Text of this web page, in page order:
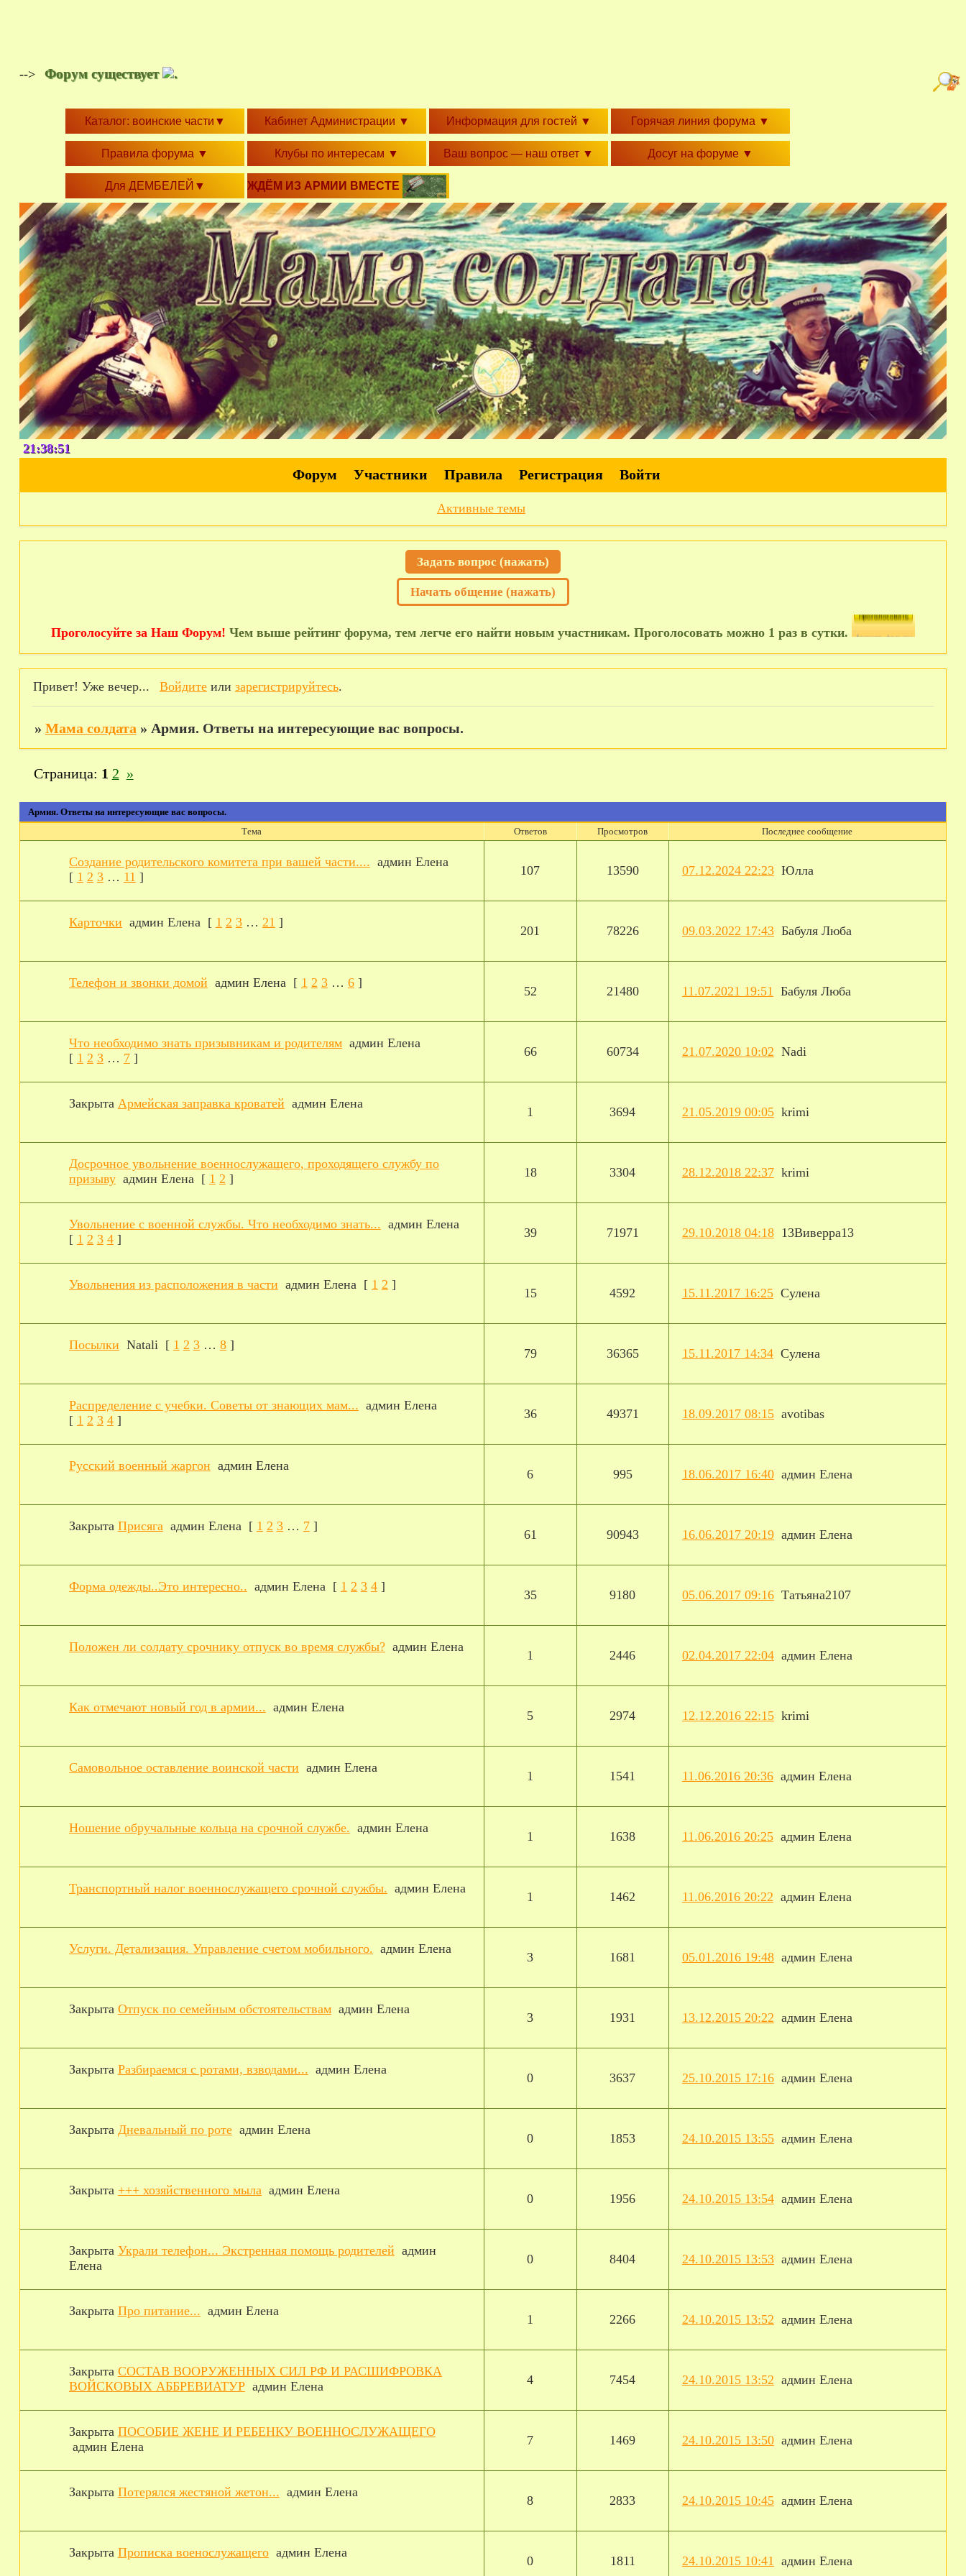
--> Форум существует .
Каталог: воинские части ▼ Кабинет Администрации ▼ Информация для гостей ▼ Горячая линия форума ▼
Правила форума ▼ Клубы по интересам ▼ Ваш вопрос — наш ответ ▼ Досуг на форуме ▼
Для ДЕМБЕЛЕЙ ▼ ЖДЁМ ИЗ АРМИИ ВМЕСТЕ
21:38:52
Форум Участники Правила Регистрация Войти
Активные темы
Задать вопрос (нажать)
Начать общение (нажать)
Проголосуйте за Наш Форум! Чем выше рейтинг форума, тем легче его найти новым участникам. Проголосовать можно 1 раз в сутки.
Привет! Уже вечер... Войдитеили зарегистрируйтесь.
» Мама солдата » Армия. Ответы на интересующие вас вопросы.
Армия. Ответы на интересующие вас вопросы.
Страница: 1 2 »
Тема Ответов Просмотров Последнее сообщение
Создание родительского комитета при вашей части.... админ Елена
[ 1 2 3 … 11 ] 107 13590 07.12.2024 22:23 Юлла
Карточки админ Елена [ 1 2 3 … 21 ]
201 78226 09.03.2022 17:43 Бабуля Люба
Телефон и звонки домой админ Елена [ 1 2 3 … 6 ]
52 21480 11.07.2021 19:51 Бабуля Люба
Что необходимо знать призывникам и родителям админ Елена
[ 1 2 3 … 7 ] 66 60734 21.07.2020 10:02 Nadi
Закрыта Армейская заправка кроватей админ Елена
1 3694 21.05.2019 00:05 krimi
Досрочное увольнение военнослужащего, проходящего службу по
призыву админ Елена [ 1 2 ] 18 3304 28.12.2018 22:37 krimi
Увольнение с военной службы. Что необходимо знать... админ Елена
[ 1 2 3 4 ] 39 71971 29.10.2018 04:18 13Виверра13
Увольнения из расположения в части админ Елена [ 1 2 ]
15 4592 15.11.2017 16:25 Сулена
Посылки Natali [ 1 2 3 … 8 ]
79 36365 15.11.2017 14:34 Сулена
Распределение с учебки. Советы от знающих мам... админ Елена
[ 1 2 3 4 ] 36 49371 18.09.2017 08:15 avotibas
Русский военный жаргон админ Елена
6 995 18.06.2017 16:40 админ Елена
Закрыта Присяга админ Елена [ 1 2 3 … 7 ]
61 90943 16.06.2017 20:19 админ Елена
Форма одежды..Это интересно.. админ Елена [ 1 2 3 4 ]
35 9180 05.06.2017 09:16 Татьяна2107
Положен ли солдату срочнику отпуск во время службы? админ Елена
1 2446 02.04.2017 22:04 админ Елена
Как отмечают новый год в армии... админ Елена
5 2974 12.12.2016 22:15 krimi
Самовольное оставление воинской части админ Елена
1 1541 11.06.2016 20:36 админ Елена
Ношение обручальные кольца на срочной службе. админ Елена
1 1638 11.06.2016 20:25 админ Елена
Транспортный налог военнослужащего срочной службы. админ Елена
1 1462 11.06.2016 20:22 админ Елена
Услуги. Детализация. Управление счетом мобильного. админ Елена
3 1681 05.01.2016 19:48 админ Елена
Закрыта Отпуск по семейным обстоятельствам админ Елена
3 1931 13.12.2015 20:22 админ Елена
Закрыта Разбираемся с ротами, взводами... админ Елена
0 3637 25.10.2015 17:16 админ Елена
Закрыта Дневальный по роте админ Елена
0 1853 24.10.2015 13:55 админ Елена
Закрыта +++ хозяйственного мыла админ Елена
0 1956 24.10.2015 13:54 админ Елена
Закрыта Украли телефон... Экстренная помощь родителей админ
Елена
0 8404 24.10.2015 13:53 админ Елена
Закрыта Про питание... админ Елена
1 2266 24.10.2015 13:52 админ Елена
Закрыта СОСТАВ ВООРУЖЕННЫХ СИЛ РФ И РАСШИФРОВКА
ВОЙСКОВЫХ АББРЕВИАТУР админ Елена 4 7454 24.10.2015 13:52 админ Елена
Закрыта ПОСОБИЕ ЖЕНЕ И РЕБЕНКУ ВОЕННОСЛУЖАЩЕГО
админ Елена
7 1469 24.10.2015 13:50 админ Елена
Закрыта Потерялся жестяной жетон... админ Елена
8 2833 24.10.2015 10:45 админ Елена
Закрыта Прописка военослужащего админ Елена
0 1811 24.10.2015 10:41 админ Елена